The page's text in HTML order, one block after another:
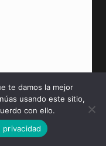
te damos la mejor
usando este sitio,
con ello.
privacidad